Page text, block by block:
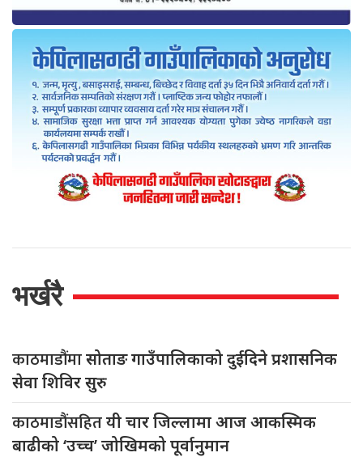
भर्खरै
काठमाडौंमासोताङ गाउँपालिकाको दुईदिने प्रशासनिक
सेवा शिविर सुरु
काठमाडौंसहितयी चार जिल्लामा आज आकस्मिक
बाढीको ‘उच्च’ जोखिमको पूर्वानुमान